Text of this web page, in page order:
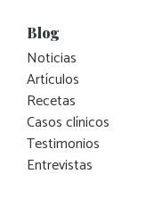
Blog
Noticias
Artículos
Recetas
Casos clínicos
Testimonios
Entrevistas